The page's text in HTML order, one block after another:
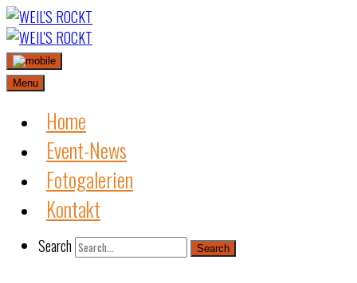
Skip
to
content
Menu
Home
Event-News
Fotogalerien
Kontakt
Search Search